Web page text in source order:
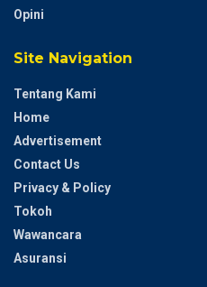
Opini
Site Navigation
Tentang Kami
Home
Advertisement
Contact Us
Privacy & Policy
Tokoh
Wawancara
Asuransi